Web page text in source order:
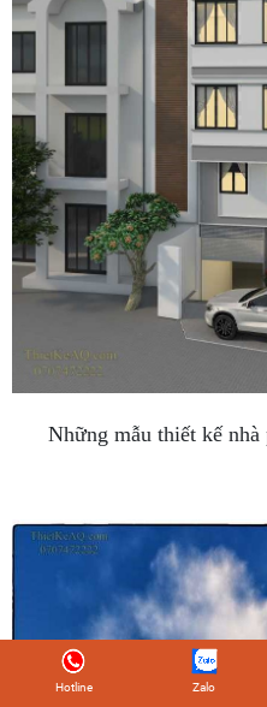
Những mẫu thiết kế
Hotline Zalo